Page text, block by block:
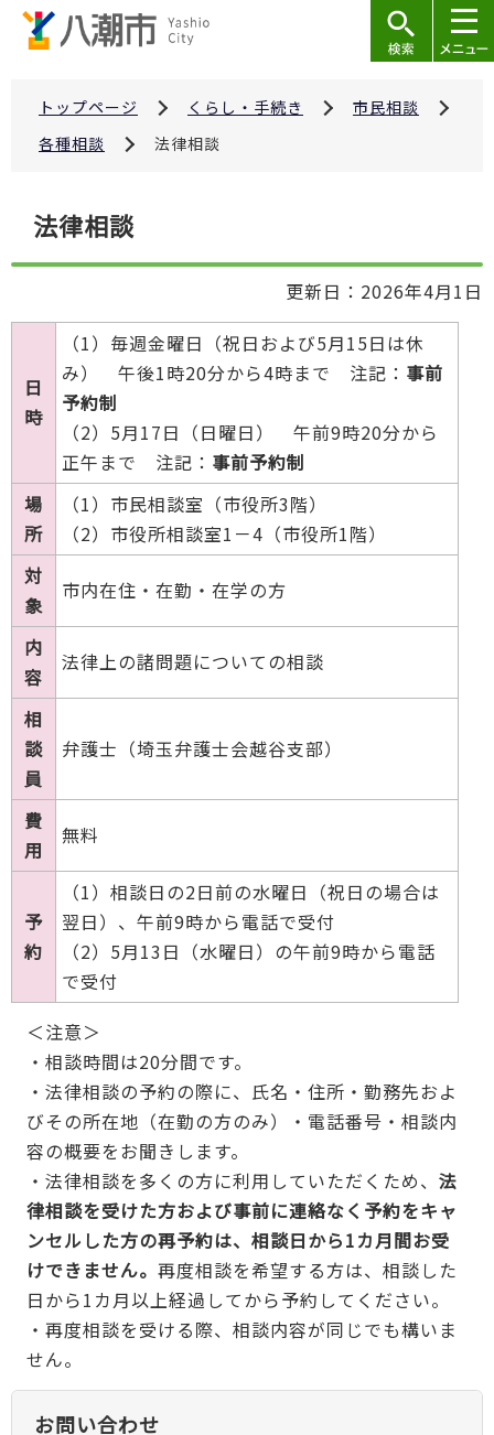
トップページ くらし・手続き
市民相談
各種相談
法律相談
こ
か
法律相談
更新日：2026年4月1日
日
時
（1）毎週金曜日（祝日および5月15日は休
み） 午後1時20分から4時まで 注記： 事前
予約制
（2）5月17日（日曜日） 午前9時20分から
正午まで 注記： 事前予約制
場
所
（1）市民相談室（市役所3階）
（2）市役所相談室1－4（市役所1階）
対
象
市内在住・在勤・在学の方
内
容
法律上の諸問題についての相談
相
談
員
弁護士（埼玉弁護士会越谷支部）
費
用
無料
予
約
（1）相談日の2日前の水曜日（祝日の場合は
翌日）、午前9時から電話で受付
（2）5月13日（水曜日）の午前9時から電話
で受付
＜注意＞
・相談時間は20分間です。
・法律相談の予約の際に、氏名・住所・勤務先およ
びその所在地（在勤の方のみ）・電話番号・相談内
容の概要をお聞きします。
・法律相談を多くの方に利用していただくため、 法
律相談を受けた方および事前に連絡なく予約をキャ
ンセルした方の再予約は、相談日から1カ月間お受
けできません。 再度相談を希望する方は、相談した
日から1カ月以上経過してから予約してください。
・再度相談を受ける際、相談内容が同じでも構いま
せん。
お問い合わせ